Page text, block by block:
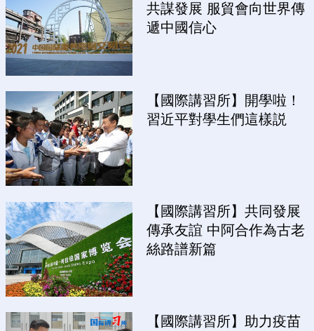
共謀發展 服貿會向世界傳
遞中國信心
【國際講習所】開學啦！
習近平對學生們這樣説
【國際講習所】共同發展
傳承友誼 中阿合作為古老
絲路譜新篇
【國際講習所】助力疫苗